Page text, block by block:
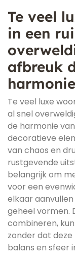
Te veel
in een
afbreuk
Te veel luxe
al snel
de harmonie
decoratieve
van chaos en
rustgevende
belangrijk om
voor een
elkaar
geheel vormen.
combineren,
zonder dat
balans en sfeer